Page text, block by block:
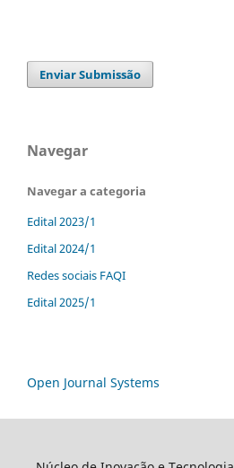
Enviar Submissão
Navegar
Navegar a categoria
Edital 2023/1
Edital 2024/1
Redes sociais FAQI
Edital 2025/1
Open Journal Systems